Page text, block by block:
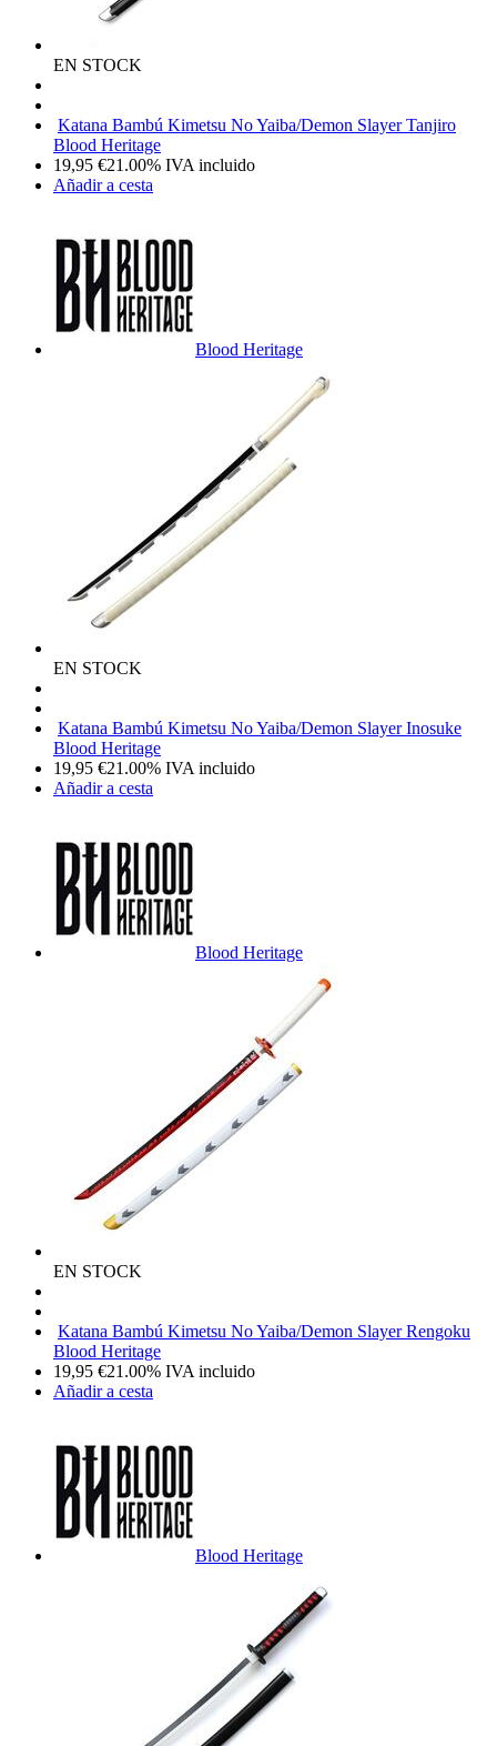
EN STOCK
Katana Bambú Kimetsu No Yaiba/Demon Slayer Tanjiro
Blood Heritage
19,95 €21.00% IVA incluido
Añadir a cesta
Blood Heritage
EN STOCK
Katana Bambú Kimetsu No Yaiba/Demon Slayer Inosuke
Blood Heritage
19,95 €21.00% IVA incluido
Añadir a cesta
Blood Heritage
EN STOCK
Katana Bambú Kimetsu No Yaiba/Demon Slayer Rengoku
Blood Heritage
19,95 €21.00% IVA incluido
Añadir a cesta
Blood Heritage